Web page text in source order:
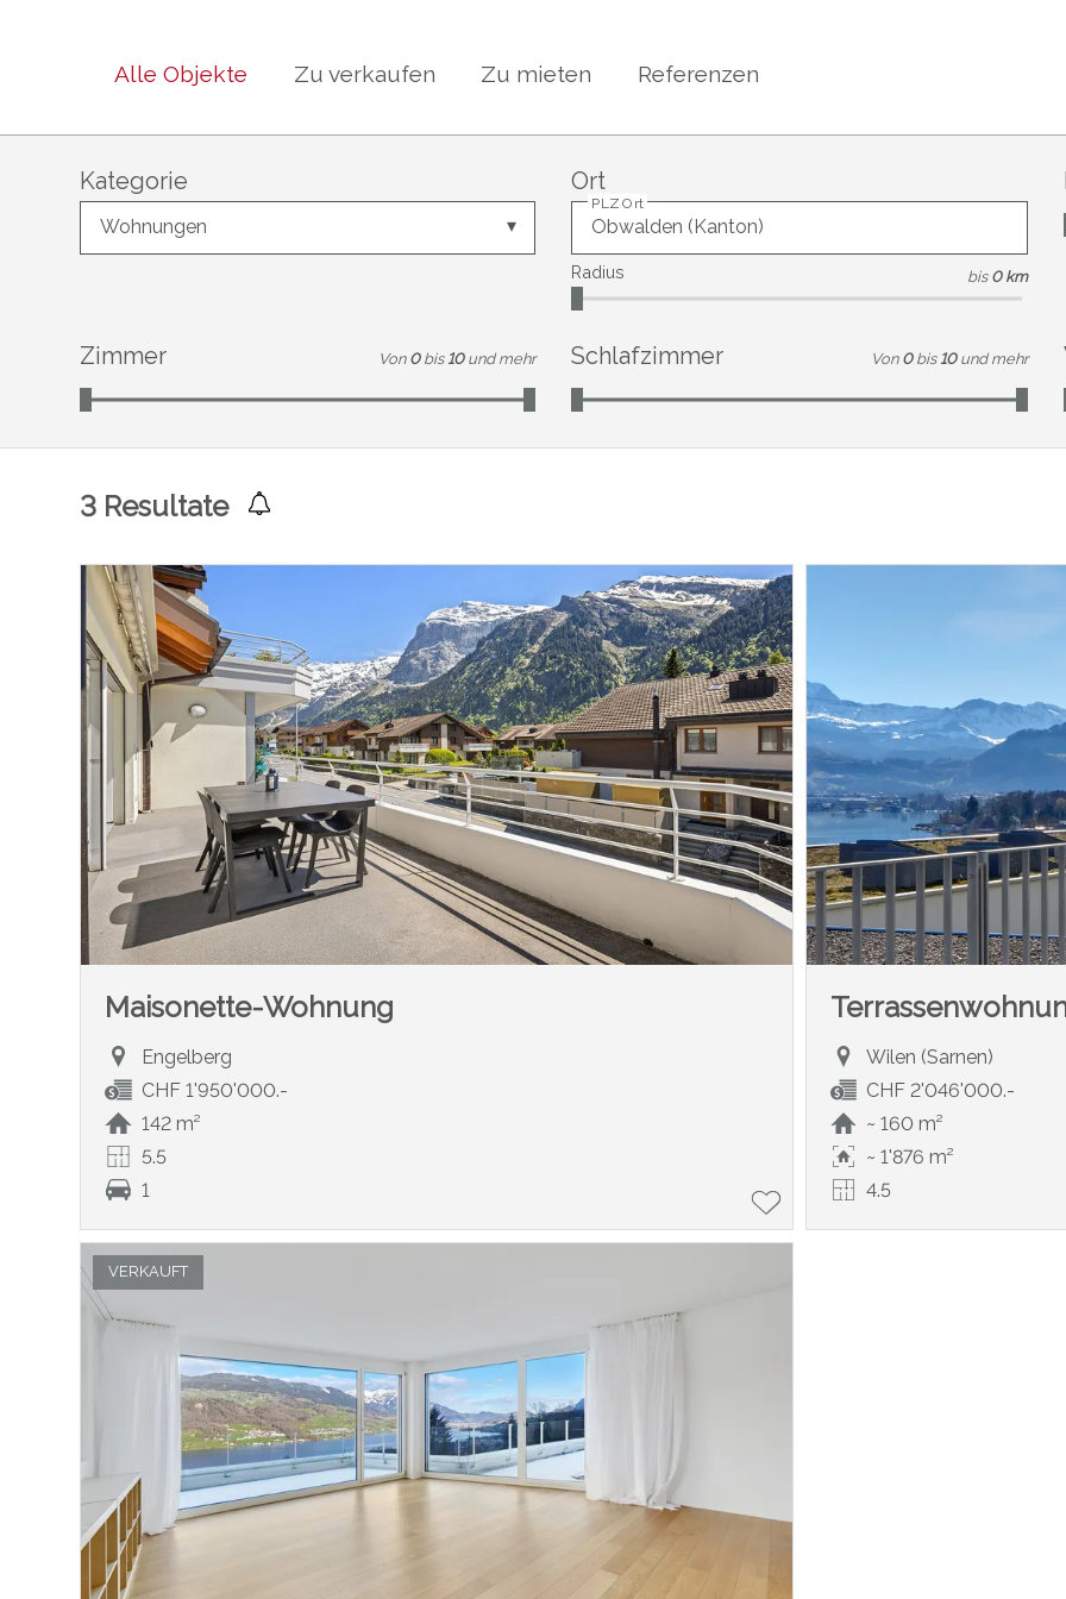
Alle Objekte Zu verkaufen Zu mieten Referenzen
Kategorie
Wohnungen
Ort
PLZ Ort
Radius bis 0 km
Zimmer Von 0 bis 10 und mehr Schlafzimmer Von 0 bis 10 und mehr
3 Resultate
Maisonette-Wohnung
Engelberg
CHF 1'950'000.-
142 m²
5.5
1
Wilen (Sarnen)
CHF 2'046'000.-
~ 160 m²
~ 1'876 m²
4.5
VERKAUFT